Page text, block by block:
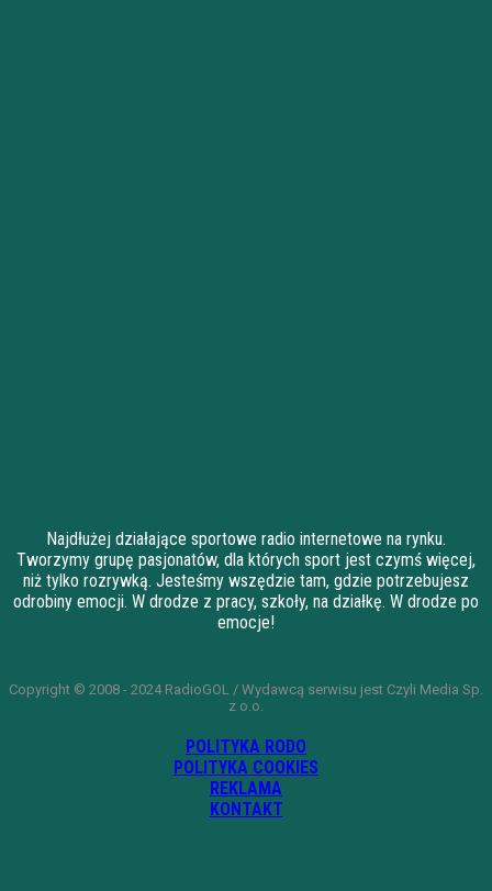
Najdłużej działające sportowe radio internetowe na rynku.
Tworzymy grupę pasjonatów, dla których sport jest czymś więcej,
niż tylko rozrywką. Jesteśmy wszędzie tam, gdzie potrzebujesz
odrobiny emocji. W drodze z pracy, szkoły, na działkę. W drodze po
emocje!
Copyright © 2008 - 2024 RadioGOL / Wydawcą serwisu jest Czyli Media Sp.
z o.o.
POLITYKA RODO
POLITYKA COOKIES
REKLAMA
KONTAKT